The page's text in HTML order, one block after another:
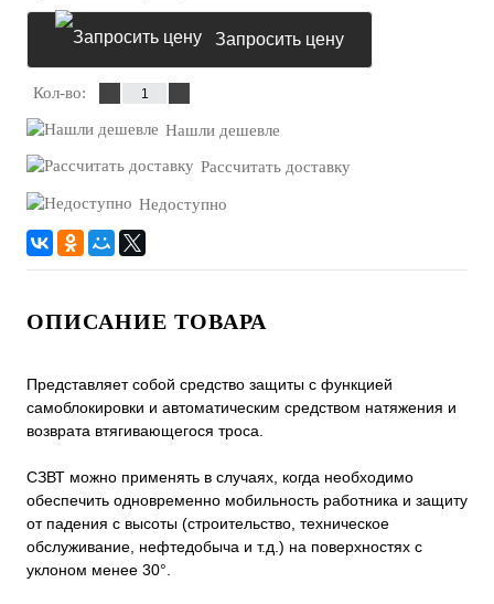
Запросить цену
Кол-во:
Нашли дешевле
Рассчитать доставку
Недоступно
ОПИСАНИЕ ТОВАРА
Представляет собой средство защиты с функцией
самоблокировки и автоматическим средством натяжения и
возврата втягивающегося троса.
СЗВТ можно применять в случаях, когда необходимо
обеспечить одновременно мобильность работника и защиту
от падения с высоты (строительство, техническое
обслуживание, нефтедобыча и т.д.) на поверхностях с
уклоном менее 30°.